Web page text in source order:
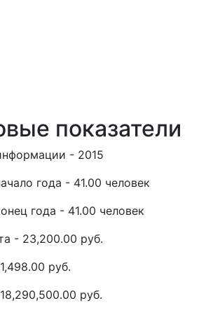
показатели
- 2015
года - 41.00 человек
года - 41.00 человек
- 23,200.00 руб.
руб.
руб.